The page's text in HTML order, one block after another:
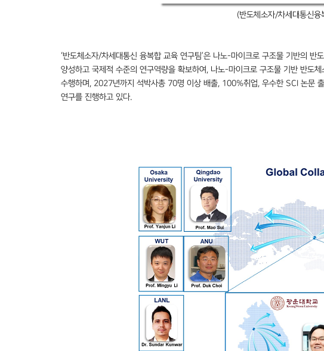
(반도체소자/차세대통신융
‘반도체소자/차세대통신 융복합 교육 연구팀’은 나노-마이크로 구조물 기반의 반
양성하고 국제적 수준의 연구역량을 확보하여, 나노-마이크로 구조물 기반 반도
수행하며, 2027년까지 석박사총 70명 이상 배출, 100%취업, 우수한 SCI 논문
연구를 진행하고 있다.